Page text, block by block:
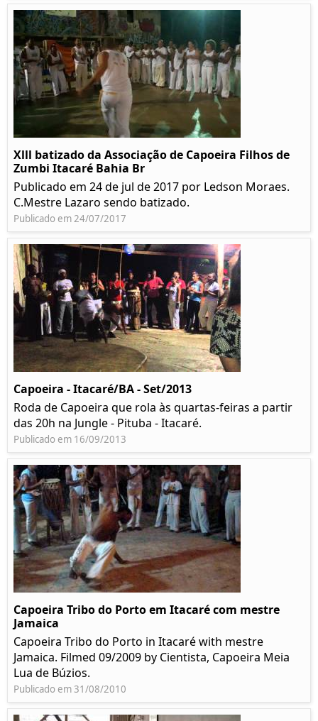
Xlll batizado da Associação de Capoeira Filhos de
Zumbi Itacaré Bahia Br
Publicado em 24 de jul de 2017 por Ledson Moraes.
C.Mestre Lazaro sendo batizado.
Publicado em 24/07/2017
Capoeira - Itacaré/BA - Set/2013
Roda de Capoeira que rola às quartas-feiras a partir
das 20h na Jungle - Pituba - Itacaré.
Publicado em 16/09/2013
Capoeira Tribo do Porto em Itacaré com mestre
Jamaica
Capoeira Tribo do Porto in Itacaré with mestre
Jamaica. Filmed 09/2009 by Cientista, Capoeira Meia
Lua de Búzios.
Publicado em 31/08/2010